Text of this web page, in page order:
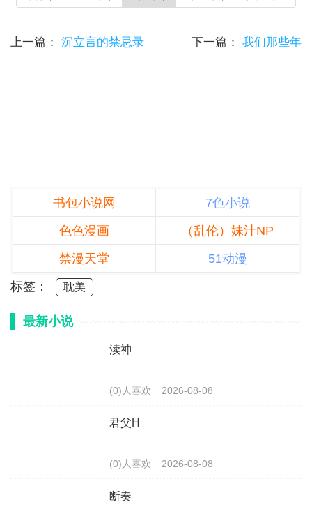
上一篇： 沉立言的禁忌录 下一篇： 我们那些年
书包小说网
7色小说
色色漫画
（乱伦）妹汁NP
禁漫天堂
51动漫
标签：
耽美
最新小说
渎神
(0)人喜欢 2026-08-08
君父H
(0)人喜欢 2026-08-08
断奏